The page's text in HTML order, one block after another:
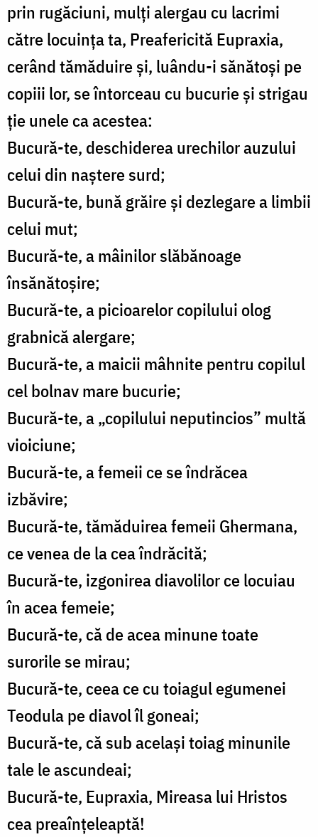
prin rugăciuni, mulţi alergau cu lacrimi
către locuinţa ta, Preafericită Eupraxia,
cerând tămăduire şi, luându-i sănătoşi pe
copiii lor, se întorceau cu bucurie şi strigau
ţie unele ca acestea:
Bucură-te, deschiderea urechilor auzului
celui din naştere surd;
Bucură-te, bună grăire şi dezlegare a limbii
celui mut;
Bucură-te, a mâinilor slăbănoage
însănătoşire;
Bucură-te, a picioarelor copilului olog
grabnică alergare;
Bucură-te, a maicii mâhnite pentru copilul
cel bolnav mare bucurie;
Bucură-te, a „copilului neputincios” multă
vioiciune;
Bucură-te, a femeii ce se îndrăcea
izbăvire;
Bucură-te, tămăduirea femeii Ghermana,
ce venea de la cea îndrăcită;
Bucură-te, izgonirea diavolilor ce locuiau
în acea femeie;
Bucură-te, că de acea minune toate
surorile se mirau;
Bucură-te, ceea ce cu toiagul egumenei
Teodula pe diavol îl goneai;
Bucură-te, că sub acelaşi toiag minunile
tale le ascundeai;
Bucură-te, Eupraxia, Mireasa lui Hristos
cea preaînţeleaptă!